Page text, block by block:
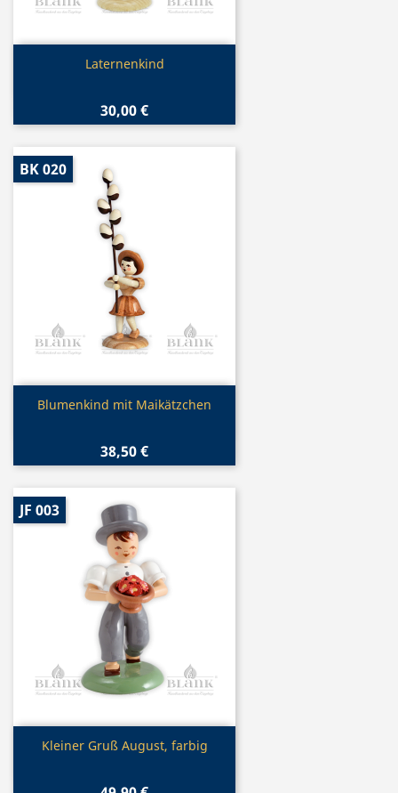
Vorschau
Laternenkind
30,00 €
Vorschau
Blumenkind mit Maikätzchen
38,50 €
BK 020
Vorschau
Kleiner Gruß August, farbig
JF 003